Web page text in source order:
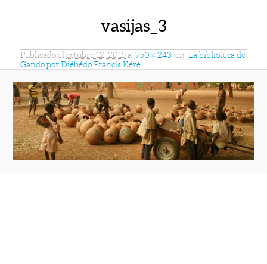
vasijas_3
Publicado el octubre 12, 2015a 750 × 243 en La biblioteca de
Gando por Diébédo Francis Kéré